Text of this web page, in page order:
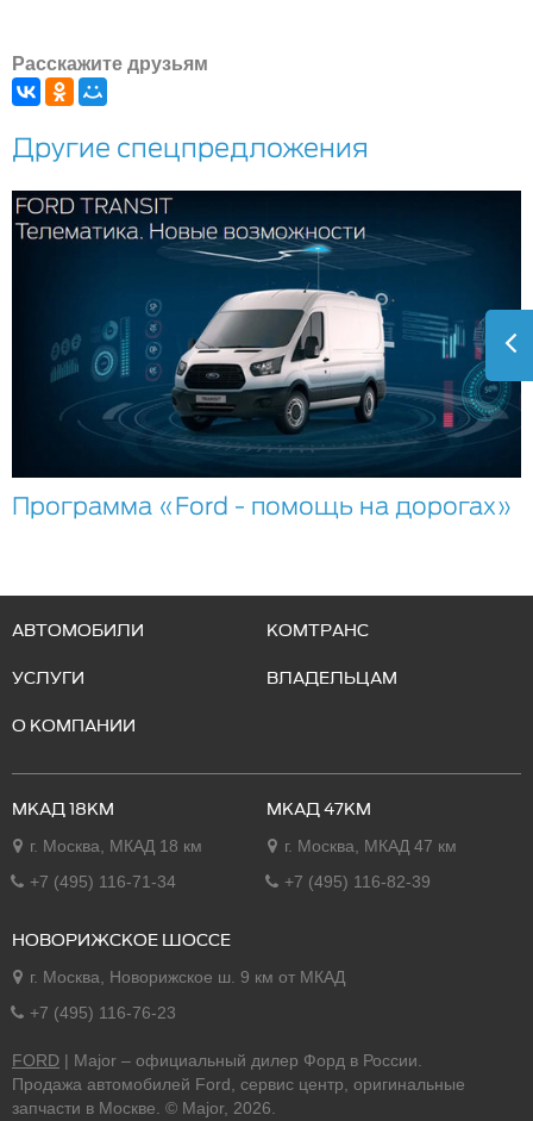
Расскажите друзьям
Другие спецпредложения
Программа «Ford - помощь на дорогах»
АВТОМОБИЛИ
КОМТРАНС
УСЛУГИ
ВЛАДЕЛЬЦАМ
О КОМПАНИИ
МКАД 18КМ
г. Москва, МКАД 18 км
+7 (495) 116-71-34
МКАД 47КМ
г. Москва, МКАД 47 км
+7 (495) 116-82-39
НОВОРИЖСКОЕ ШОССЕ
г. Москва, Новорижское ш. 9 км от МКАД
+7 (495) 116-76-23
FORD | Major – официальный дилер Форд в России.
Продажа автомобилей Ford, сервис центр, оригинальные
запчасти в Москве. © Major, 2026.